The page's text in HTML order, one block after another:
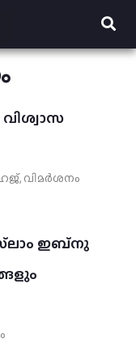
, വിമർശനം
ഇബ്‌നു